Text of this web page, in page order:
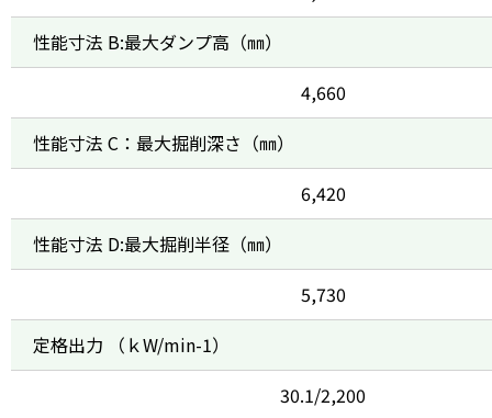
性能寸法 B:最大ダンプ高（㎜）
4,660
性能寸法 C：最大掘削深さ（㎜）
6,420
性能寸法 D:最大掘削半径（㎜）
5,730
定格出力 （ｋW/min-1）
30.1/2,200